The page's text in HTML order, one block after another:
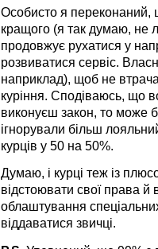
Особисто я переконаний,
кращого (я так думаю, не
продовжує рухатися у
розвиватися сервіс.
наприклад), щоб не
куріння. Сподіваюсь, що
виконуєш закон, то може
ігнорували більш
курців у 50 на 50%.
Думаю, і курці теж із
відстоювати свої права й
облаштування
віддаватися звичці.